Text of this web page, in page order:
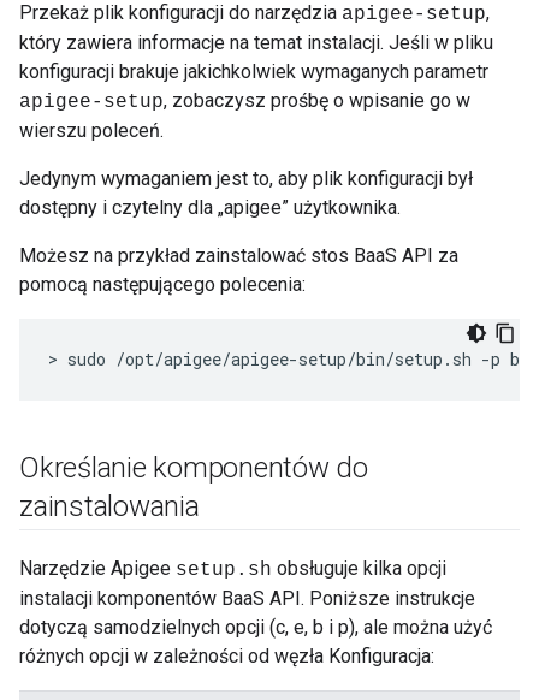
Przekaż plik konfiguracji do narzędzia apigee-setup,
który zawiera informacje na temat instalacji. Jeśli w pliku
konfiguracji brakuje jakichkolwiek wymaganych parametr
apigee-setup, zobaczysz prośbę o wpisanie go w
wierszu poleceń.
Jedynym wymaganiem jest to, aby plik konfiguracji był
dostępny i czytelny dla „apigee” użytkownika.
Możesz na przykład zainstalować stos BaaS API za
pomocą następującego polecenia:
> sudo /opt/apigee/apigee-setup/bin/setup.sh -p b
Określanie komponentów do
zainstalowania
Narzędzie Apigee setup.sh obsługuje kilka opcji
instalacji komponentów BaaS API. Poniższe instrukcje
dotyczą samodzielnych opcji (c, e, b i p), ale można użyć
różnych opcji w zależności od węzła Konfiguracja: